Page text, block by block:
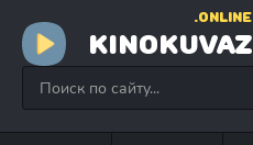
KINOKUVAZ
.ONLINE